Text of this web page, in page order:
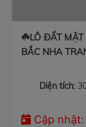
☘️LÔ ĐẤT MẶT
BẮC NHA
Diện tích:
Cập nhật: